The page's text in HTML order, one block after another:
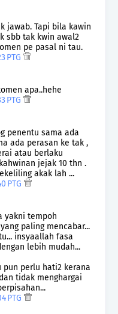
jawab. Tapi bila kawin
sbb tak kwin awal2
pe pasal ni tau.
PTG
apa..hehe
PTG
penentu sama ada
ada perasan ke tak ,
atau berlaku
jejak 10 thn .
akak lah ...
PTG
yakni tempoh
paling mencabar...
insyaallah fasa
lebih mudah...
pun perlu hati2 kerana
tidak menghargai
PTG